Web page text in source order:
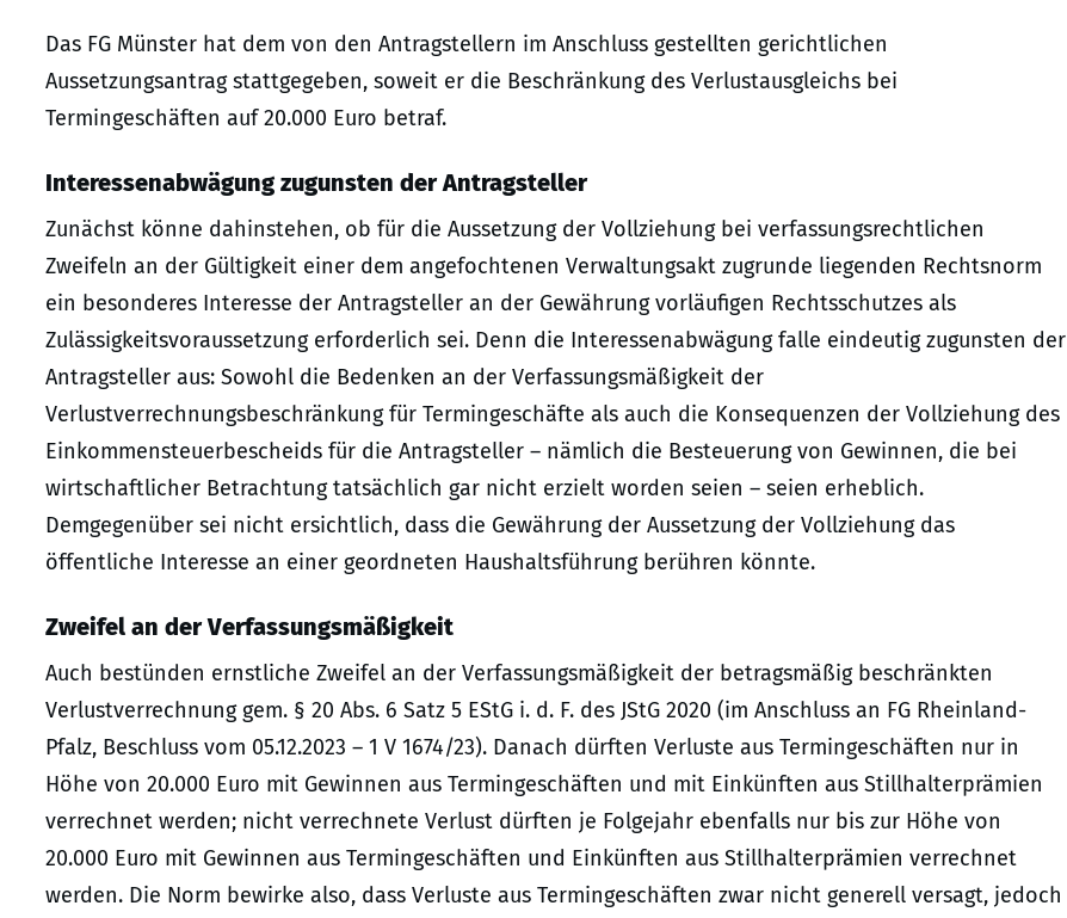
Das FG Münster hat dem von den Antragstellern im Anschluss gestellten gerichtlichen
Aussetzungsantrag stattgegeben, soweit er die Beschränkung des Verlustausgleichs bei
Termingeschäften auf 20.000 Euro betraf.
Interessenabwägung zugunsten der Antragsteller
Zunächst könne dahinstehen, ob für die Aussetzung der Vollziehung bei verfassungsrechtlichen
Zweifeln an der Gültigkeit einer dem angefochtenen Verwaltungsakt zugrunde liegenden Rechtsnorm
ein besonderes Interesse der Antragsteller an der Gewährung vorläufigen Rechtsschutzes als
Zulässigkeitsvoraussetzung erforderlich sei. Denn die Interessenabwägung falle eindeutig zugunsten der
Antragsteller aus: Sowohl die Bedenken an der Verfassungsmäßigkeit der
Verlustverrechnungsbeschränkung für Termingeschäfte als auch die Konsequenzen der Vollziehung des
Einkommensteuerbescheids für die Antragsteller – nämlich die Besteuerung von Gewinnen, die bei
wirtschaftlicher Betrachtung tatsächlich gar nicht erzielt worden seien – seien erheblich.
Demgegenüber sei nicht ersichtlich, dass die Gewährung der Aussetzung der Vollziehung das
öffentliche Interesse an einer geordneten Haushaltsführung berühren könnte.
Zweifel an der Verfassungsmäßigkeit
Auch bestünden ernstliche Zweifel an der Verfassungsmäßigkeit der betragsmäßig beschränkten
Verlustverrechnung gem. § 20 Abs. 6 Satz 5 EStG i. d. F. des JStG 2020 (im Anschluss an FG Rheinland-
Pfalz, Beschluss vom 05.12.2023 – 1 V 1674/23). Danach dürften Verluste aus Termingeschäften nur in
Höhe von 20.000 Euro mit Gewinnen aus Termingeschäften und mit Einkünften aus Stillhalterprämien
verrechnet werden; nicht verrechnete Verlust dürften je Folgejahr ebenfalls nur bis zur Höhe von
20.000 Euro mit Gewinnen aus Termingeschäften und Einkünften aus Stillhalterprämien verrechnet
werden. Die Norm bewirke also, dass Verluste aus Termingeschäften zwar nicht generell versagt, jedoch